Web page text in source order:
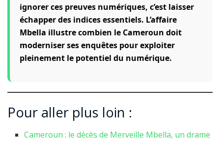
ignorer ces preuves numériques, c’est laisser
échapper des indices essentiels. L’affaire
Mbella illustre combien le Cameroun doit
moderniser ses enquêtes pour exploiter
pleinement le potentiel du numérique.
Pour aller plus loin :
Cameroun : le décès de Merveille Mbella, un drame